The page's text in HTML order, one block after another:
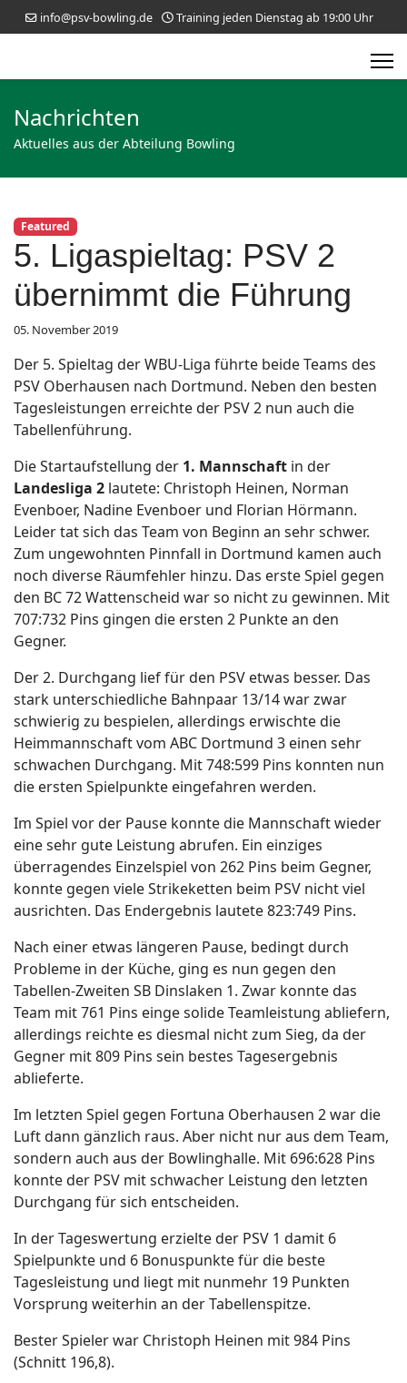
info@psv-bowling.de Training jeden Dienstag ab 19:00 Uhr
Nachrichten
Aktuelles aus der Abteilung Bowling
Featured
5. Ligaspieltag: PSV 2
übernimmt die Führung
05. November 2019
Der 5. Spieltag der WBU-Liga führte beide Teams des
PSV Oberhausen nach Dortmund. Neben den besten
Tagesleistungen erreichte der PSV 2 nun auch die
Tabellenführung.
Die Startaufstellung der 1. Mannschaft in der
Landesliga 2 lautete: Christoph Heinen, Norman
Evenboer, Nadine Evenboer und Florian Hörmann.
Leider tat sich das Team von Beginn an sehr schwer.
Zum ungewohnten Pinnfall in Dortmund kamen auch
noch diverse Räumfehler hinzu. Das erste Spiel gegen
den BC 72 Wattenscheid war so nicht zu gewinnen. Mit
707:732 Pins gingen die ersten 2 Punkte an den
Gegner.
Der 2. Durchgang lief für den PSV etwas besser. Das
stark unterschiedliche Bahnpaar 13/14 war zwar
schwierig zu bespielen, allerdings erwischte die
Heimmannschaft vom ABC Dortmund 3 einen sehr
schwachen Durchgang. Mit 748:599 Pins konnten nun
die ersten Spielpunkte eingefahren werden.
Im Spiel vor der Pause konnte die Mannschaft wieder
eine sehr gute Leistung abrufen. Ein einziges
überragendes Einzelspiel von 262 Pins beim Gegner,
konnte gegen viele Strikeketten beim PSV nicht viel
ausrichten. Das Endergebnis lautete 823:749 Pins.
Nach einer etwas längeren Pause, bedingt durch
Probleme in der Küche, ging es nun gegen den
Tabellen-Zweiten SB Dinslaken 1. Zwar konnte das
Team mit 761 Pins einge solide Teamleistung abliefern,
allerdings reichte es diesmal nicht zum Sieg, da der
Gegner mit 809 Pins sein bestes Tagesergebnis
ablieferte.
Im letzten Spiel gegen Fortuna Oberhausen 2 war die
Luft dann gänzlich raus. Aber nicht nur aus dem Team,
sondern auch aus der Bowlinghalle. Mit 696:628 Pins
konnte der PSV mit schwacher Leistung den letzten
Durchgang für sich entscheiden.
In der Tageswertung erzielte der PSV 1 damit 6
Spielpunkte und 6 Bonuspunkte für die beste
Tagesleistung und liegt mit nunmehr 19 Punkten
Vorsprung weiterhin an der Tabellenspitze.
Bester Spieler war Christoph Heinen mit 984 Pins
(Schnitt 196,8).